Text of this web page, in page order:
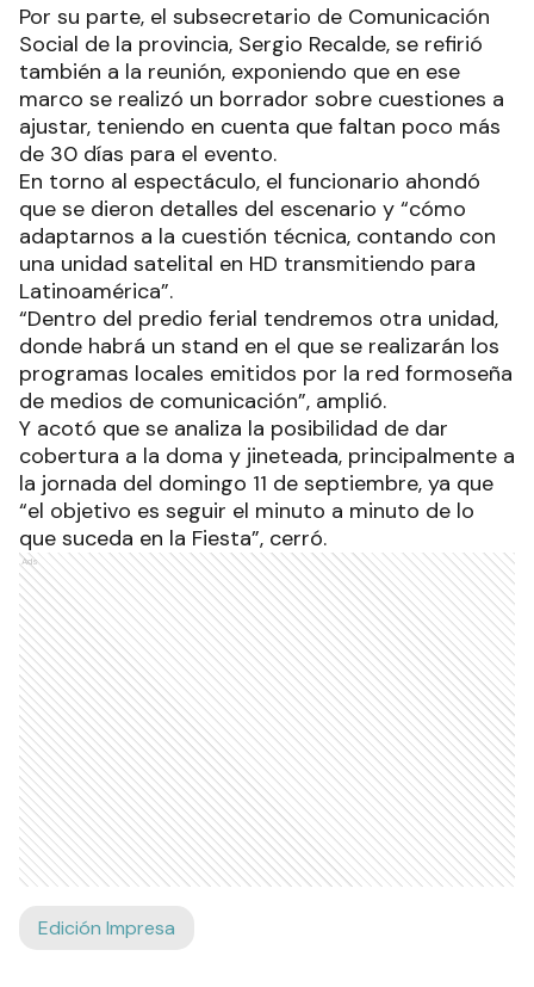
Por su parte, el subsecretario de Comunicación
Social de la provincia, Sergio Recalde, se refirió
también a la reunión, exponiendo que en ese
marco se realizó un borrador sobre cuestiones a
ajustar, teniendo en cuenta que faltan poco más
de 30 días para el evento.
En torno al espectáculo, el funcionario ahondó
que se dieron detalles del escenario y “cómo
adaptarnos a la cuestión técnica, contando con
una unidad satelital en HD transmitiendo para
Latinoamérica”.
“Dentro del predio ferial tendremos otra unidad,
donde habrá un stand en el que se realizarán los
programas locales emitidos por la red formoseña
de medios de comunicación”, amplió.
Y acotó que se analiza la posibilidad de dar
cobertura a la doma y jineteada, principalmente a
la jornada del domingo 11 de septiembre, ya que
“el objetivo es seguir el minuto a minuto de lo
que suceda en la Fiesta”, cerró.
Ads
Edición Impresa